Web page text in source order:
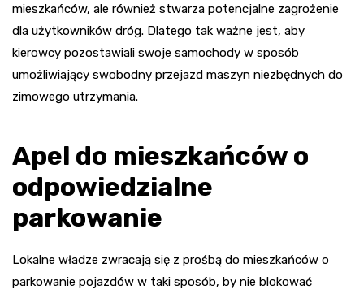
mieszkańców, ale również stwarza potencjalne zagrożenie
dla użytkowników dróg. Dlatego tak ważne jest, aby
kierowcy pozostawiali swoje samochody w sposób
umożliwiający swobodny przejazd maszyn niezbędnych do
zimowego utrzymania.
Apel do mieszkańców o
odpowiedzialne
parkowanie
Lokalne władze zwracają się z prośbą do mieszkańców o
parkowanie pojazdów w taki sposób, by nie blokować